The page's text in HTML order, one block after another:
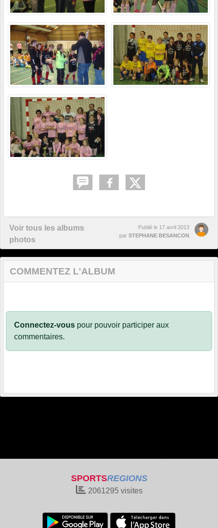
Voir tous les albums
photos
Publié le 17 avril 2013
par STEPHANE BESANCON
COMMENTEZ L'ALBUM
Connectez-vous pour pouvoir participer aux
commentaires.
SPORTSREGIONS
2061295 visites